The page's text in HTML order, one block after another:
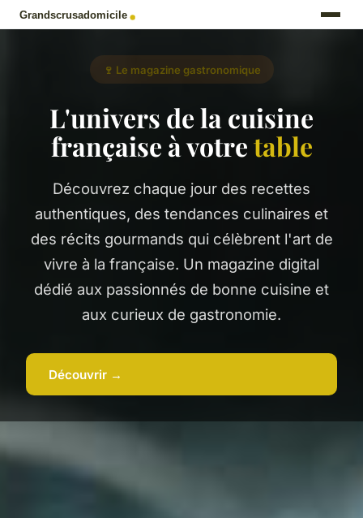
🍷 Le magazine gastronomique
L'univers de la cuisine
française à votretable
Découvrez chaque jour des recettes
authentiques, des tendances culinaires et
des récits gourmands qui célèbrent l'art de
vivre à la française. Un magazine digital
dédié aux passionnés de bonne cuisine et
aux curieux de gastronomie.
Découvrir →